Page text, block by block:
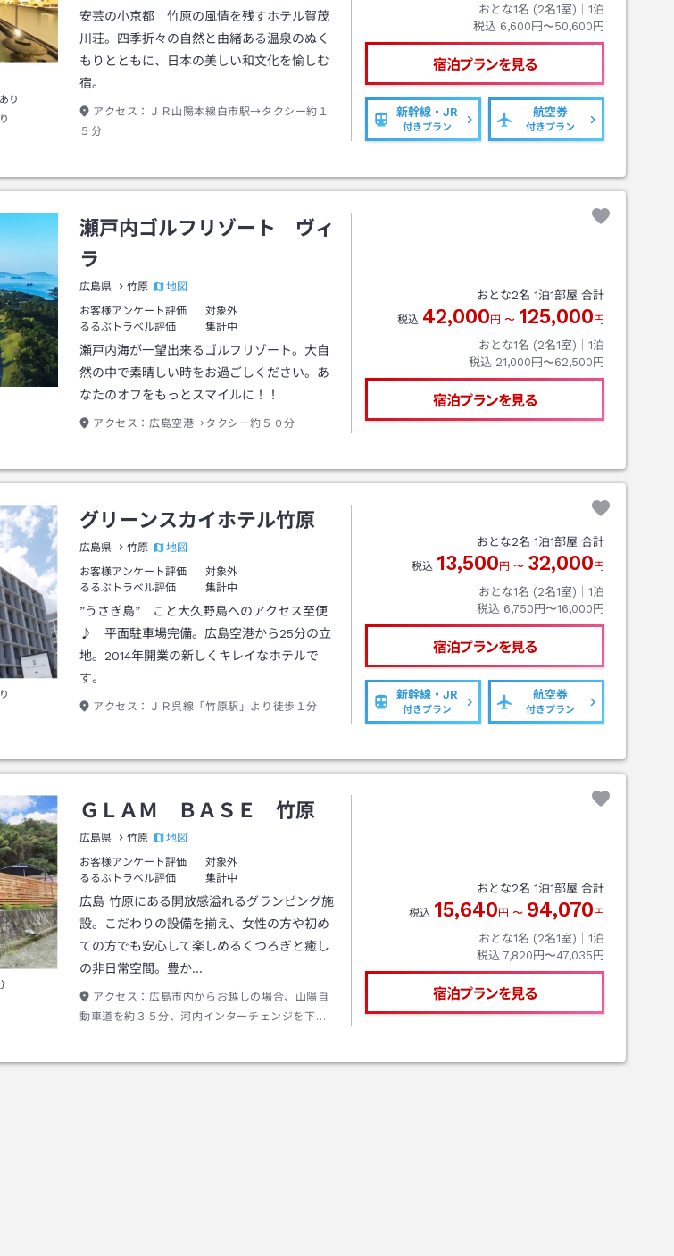
り
安芸の小京都 竹原の風情を残すホテル賀茂
川荘。四季折々の自然と由緒ある温泉のぬく
もりとともに、日本の美しい和文化を愉しむ
宿。
アクセス：
ＪＲ山陽本線白市駅→タクシー約１
５分
おとな1名 (2名1室)｜ 1泊
税込 6,600円〜50,600円
宿泊プランを見る
新幹線・JR
付きプラン
航空券
付きプラン
瀬戸内ゴルフリゾート ヴィ
ラ
広島県 竹原
地図
お客様アンケート評価
対象外
るるぶトラベル評価
集計中
瀬戸内海が一望出来るゴルフリゾート。大自
然の中で素晴しい時をお過ごしください。あ
なたのオフをもっとスマイルに！！
アクセス： 広島空港→タクシー約５０分
おとな2名 1泊1部屋 合計
税込 42,000 円 〜 125,000 円
おとな1名 (2名1室)｜ 1泊
税込 21,000円〜62,500円
宿泊プランを見る
グリーンスカイホテル竹原
広島県 竹原
地図
お客様アンケート評価
対象外
るるぶトラベル評価
集計中
”うさぎ島” こと大久野島へのアクセス至便
♪ 平面駐車場完備。広島空港から25分の立
地。2014年開業の新しくキレイなホテルで
す。
アクセス： ＪＲ呉線「竹原駅」より徒歩１分
おとな2名 1泊1部屋 合計
税込 13,500 円 〜 32,000 円
おとな1名 (2名1室)｜ 1泊
税込 6,750円〜16,000円
宿泊プランを見る
新幹線・JR
付きプラン
航空券
付きプラン
ＧＬＡＭ ＢＡＳＥ 竹原
広島県 竹原
地図
お客様アンケート評価
対象外
るるぶトラベル評価
集計中
広島 竹原にある開放感溢れるグランピング施
設。こだわりの設備を揃え、女性の方や初め
ての方でも安心して楽しめるくつろぎと癒し
の非日常空間。豊か…
アクセス： 広島市内からお越しの場合、山陽自
動車道を約３５分、河内インターチェンジを下
おとな2名 1泊1部屋 合計
税込 15,640 円 〜 94,070 円
おとな1名 (2名1室)｜ 1泊
税込 7,820円〜47,035円
宿泊プランを見る